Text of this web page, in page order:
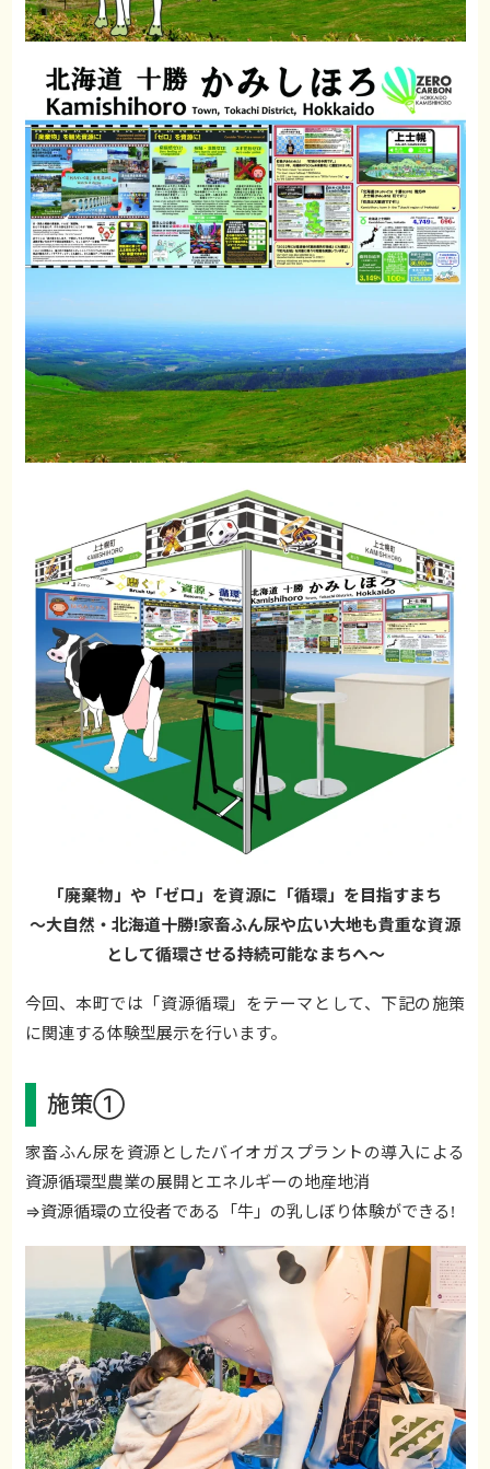
「廃棄物」や「ゼロ」を資源に「循環」を目指すまち
～大自然・北海道十勝!家畜ふん尿や広い大地も貴重な資源
として循環させる持続可能なまちへ～
今回、本町では「資源循環」をテーマとして、下記の施策
に関連する体験型展示を行います。
施策①
家畜ふん尿を資源としたバイオガスプラントの導入による
資源循環型農業の展開とエネルギーの地産地消
⇒資源循環の立役者である「牛」の乳しぼり体験ができる!